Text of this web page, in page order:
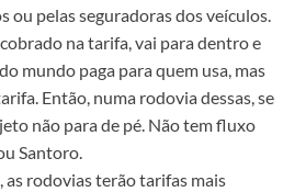
pelas seguradoras dos veículos.
na tarifa, vai para dentro e
mundo paga para quem usa, mas
Então, numa rodovia dessas, se
não para de pé. Não tem fluxo
Santoro.
as rodovias terão tarifas mais